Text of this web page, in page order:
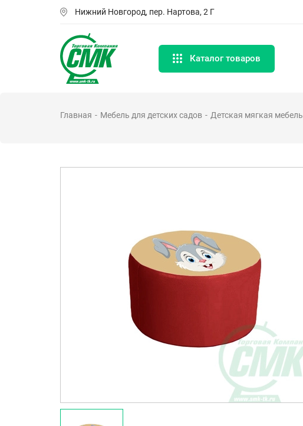
Нижний Новгород, пер. Нартова, 2 Г
Каталог товаров
Главная Мебель для детских садов Детская мягкая мебель